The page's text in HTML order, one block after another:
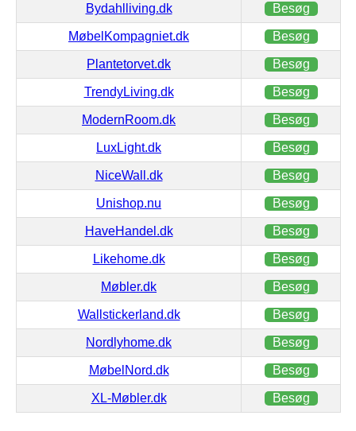
Bydahlliving.dk Besøg
MøbelKompagniet.dk Besøg
Plantetorvet.dk Besøg
TrendyLiving.dk Besøg
ModernRoom.dk Besøg
LuxLight.dk Besøg
NiceWall.dk Besøg
Unishop.nu Besøg
HaveHandel.dk Besøg
Likehome.dk Besøg
Møbler.dk Besøg
Wallstickerland.dk Besøg
Nordlyhome.dk Besøg
MøbelNord.dk Besøg
XL-Møbler.dk Besøg